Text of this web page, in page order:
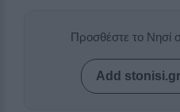
Προσθέστε το Νησί
Add